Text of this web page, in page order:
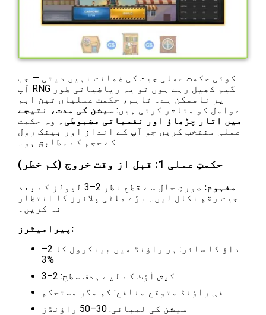
کوئی حکمت عملی جیت کی ضمانت نہیں دیتی — جب
آپ RNG گیم کھیل رہے ہوں تو یہ ریاضیاتی طور
پر ناممکن ہے۔ تاہم، حکمت عملیاں تین اہم
عوامل کو متاثر کرتی ہیں: سیشن کی مدت، نتیجے
میں اتار چڑھاؤ اور نفسیاتی مضبوطی ۔ وہ حکمت
عملی منتخب کریں جو آپ کے انداز اور بینک رول
کے حجم کے مطابق ہو۔
حکمتِ عملی 1: قبل از وقت خروج (کم خطر)
مفہوم:
صورتِ حال سے قطعِ نظر 2–3 لیولز کے بعد
جیت رقم نکال لیں۔ بڑے ملٹی پلائرز کا انتظار
نہ کریں۔
پیرامیٹرز:
داؤ کا سائز: ہر راؤنڈ میں بینکرول کا 2–
3%
کیش آؤٹ کے لیے ہدف سطح: 2–3
فی راؤنڈ متوقع منافع: کم مگر مستحکم
سیشن کی لمبائی: 30–50 راؤنڈز